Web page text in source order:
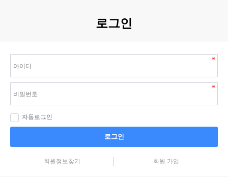
로그인
자동로그인
로그인
회원정보찾기 회원 가입